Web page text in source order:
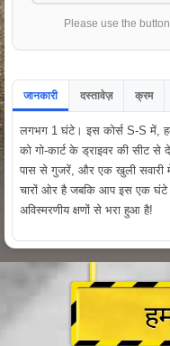
Please use the
जानकारी दस्तावेज़ क्रम
लगभग 1 घंटे। इस कोर्स S-S में,
को गो-कार्ट के ड्राइवर की सीट
पास से गुजरें, और एक खुली सवारी
चारों ओर है जबकि आप इस एक
अविस्मरणीय क्षणों से भरा हुआ है!